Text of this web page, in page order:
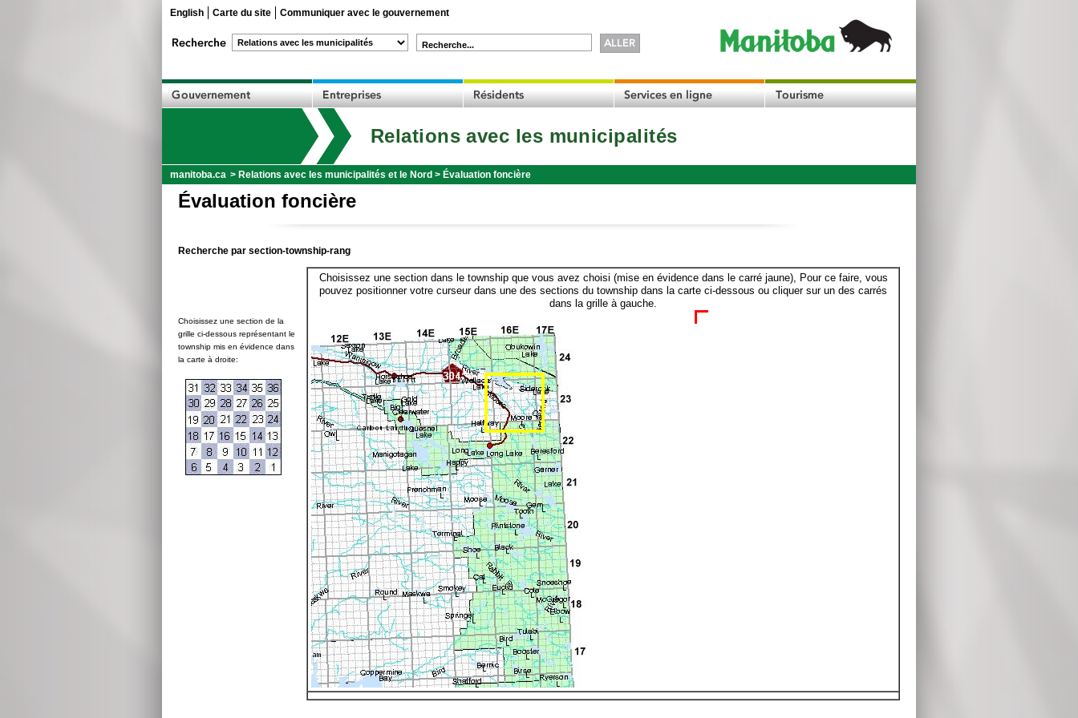
English Carte du site Communiquer avec le gouvernement
Recherche...
Relations avec les municipalités
manitoba.ca > Relations avec les municipalités et le Nord > Évaluation foncière
Évaluation foncière
Recherche par section-township-rang
Choisissez une section de la
grille ci-dessous représentant le
township mis en évidence dans
la carte à droite:
Choisissez une section dans le township que vous avez choisi (mise en évidence dans le carré jaune), Pour ce faire, vous
pouvez positionner votre curseur dans une des sections du township dans la carte ci-dessous ou cliquer sur un des carrés
dans la grille à gauche.